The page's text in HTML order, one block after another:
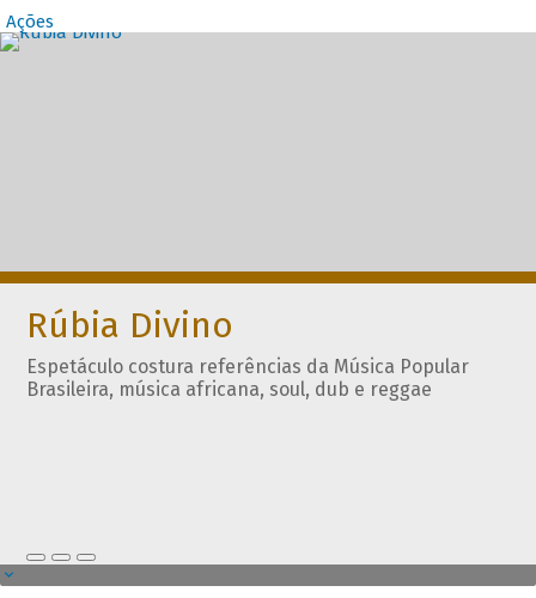
Ações
Destaques
Rúbia Divino
Espetáculo costura referências da Música Popular
Brasileira, música africana, soul, dub e reggae